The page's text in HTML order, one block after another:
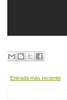
Entrada más reciente